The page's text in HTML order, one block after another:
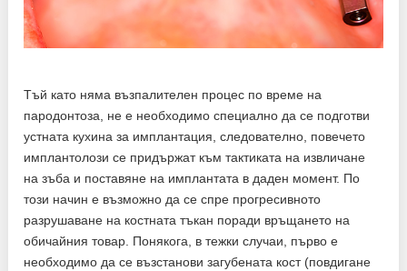
Тъй като няма възпалителен процес по време на
пародонтоза, не е необходимо специално да се подготви
устната кухина за имплантация, следователно, повечето
имплантолози се придържат към тактиката на извличане
на зъба и поставяне на имплантата в даден момент. По
този начин е възможно да се спре прогресивното
разрушаване на костната тъкан поради връщането на
обичайния товар. Понякога, в тежки случаи, първо е
необходимо да се възстанови загубената кост (повдигане